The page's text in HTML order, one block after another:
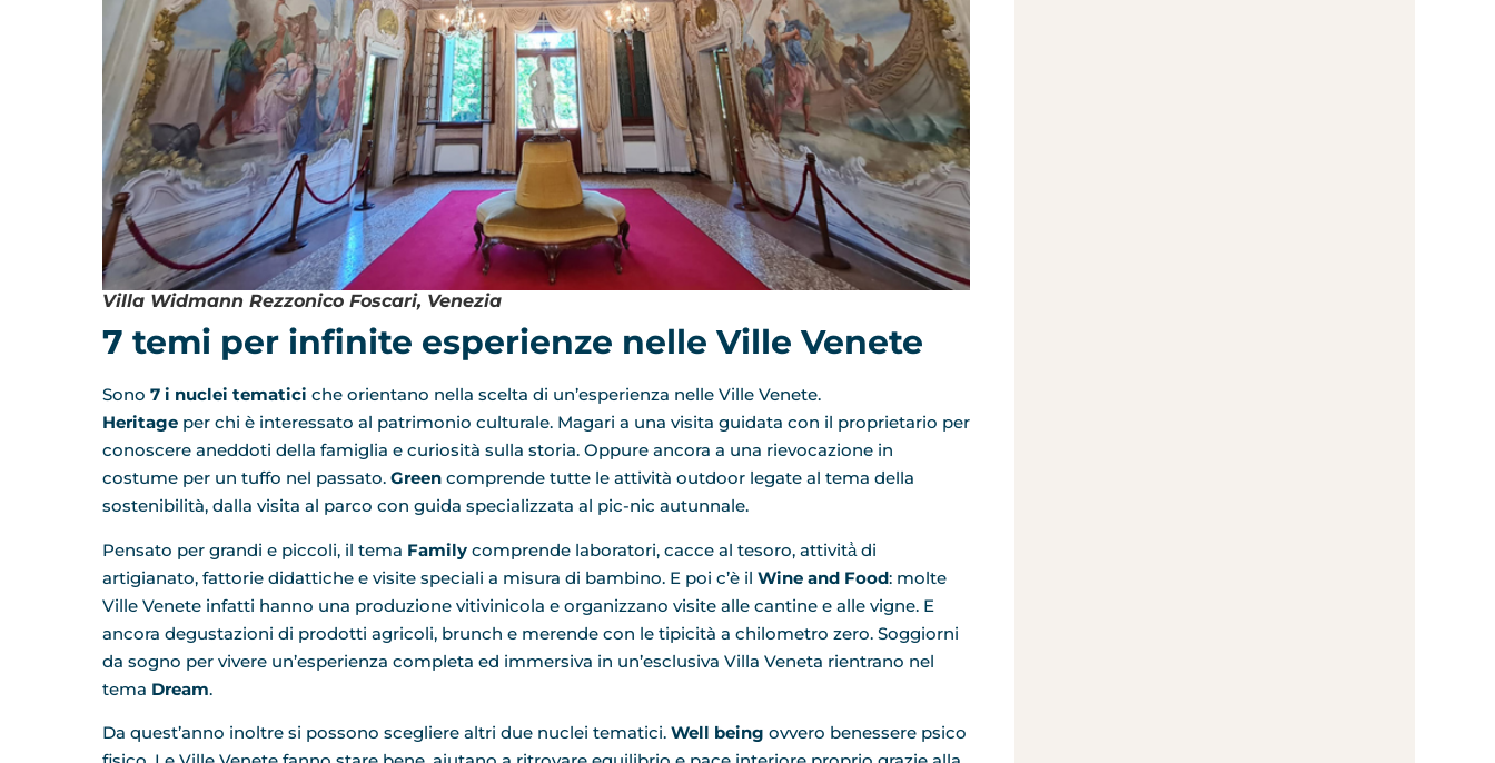
Villa Widmann Rezzonico Foscari, Venezia
7 temi per infinite esperienze nelle Ville Venete
Sono 7 i nuclei tematici che orientano nella scelta di un’esperienza nelle Ville Venete.
Heritage per chi è interessato al patrimonio culturale. Magari a una visita guidata con il proprietario per
conoscere aneddoti della famiglia e curiosità sulla storia. Oppure ancora a una rievocazione in
costume per un tuffo nel passato. Green comprende tutte le attività outdoor legate al tema della
sostenibilità, dalla visita al parco con guida specializzata al pic-nic autunnale.
Pensato per grandi e piccoli, il tema Family comprende laboratori, cacce al tesoro, attività̀ di
artigianato, fattorie didattiche e visite speciali a misura di bambino. E poi c’è il Wine and Food: molte
Ville Venete infatti hanno una produzione vitivinicola e organizzano visite alle cantine e alle vigne. E
ancora degustazioni di prodotti agricoli, brunch e merende con le tipicità a chilometro zero. Soggiorni
da sogno per vivere un’esperienza completa ed immersiva in un’esclusiva Villa Veneta rientrano nel
tema Dream.
Da quest’anno inoltre si possono scegliere altri due nuclei tematici. Well being ovvero benessere psico